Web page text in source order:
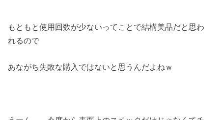
もともと使用回数が少ないってことで結構美品だと思わ
れるので
あながち失敗な購入ではないと思うんだよねｗ